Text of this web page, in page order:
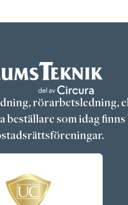
som idag